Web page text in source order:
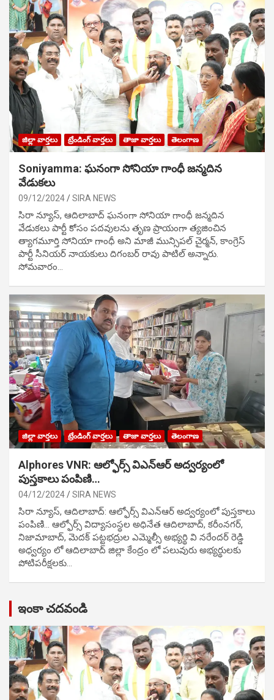
జిల్లా వార్తలు ట్రేండింగ్ వార్తలు తాజా వార్తలు తెలంగాణ
Soniyamma: ఘ‌నంగా సోనియా గాంధీ జ‌న్మ‌దిన
వేడుక‌లు
09/12/2024 SIRA NEWS
సిరా న్యూస్, ఆదిలాబాద్ ఘ‌నంగా సోనియా గాంధీ జ‌న్మ‌దిన
వేడుక‌లు పార్టీ కోసం ప‌ద‌వుల‌ను తృణ ప్రాయంగా త్య‌జించిన
త్యాగమూర్తి సోనియా గాంధీ అని మాజీ మున్సిప‌ల్ చైర్మ‌న్, కాంగ్రెస్
పార్టీ సీనియ‌ర్ నాయ‌కులు దిగంబ‌ర్ రావు పాటిల్ అన్నారు.
సోమవారం…
జిల్లా వార్తలు ట్రేండింగ్ వార్తలు తాజా వార్తలు తెలంగాణ
Alphores VNR: ఆల్ఫోర్స్ విఎన్ఆర్ అద్వర్యంలో
పుస్తకాలు పంపిణి…
04/12/2024 SIRA NEWS
సిరా న్యూస్, ఆదిలాబాద్: ఆల్ఫోర్స్ విఎన్ఆర్ అద్వర్యంలో పుస్తకాలు
పంపిణి… ఆల్ఫోర్స్ విద్యాసంస్థల అధినేత ఆదిలాబాద్, కరీంనగర్,
నిజామాబాద్, మెదక్ పట్టభద్రుల ఎమ్మెల్సీ అభ్యర్థి వి నరేందర్ రెడ్డి
అధ్వర్యం లో ఆదిలాబాద్ జిల్లా కేంద్రం లో పలువురు అభ్యర్థులకు
పోటిప‌రీక్ష‌ల‌కు…
ఇంకా చదవండి